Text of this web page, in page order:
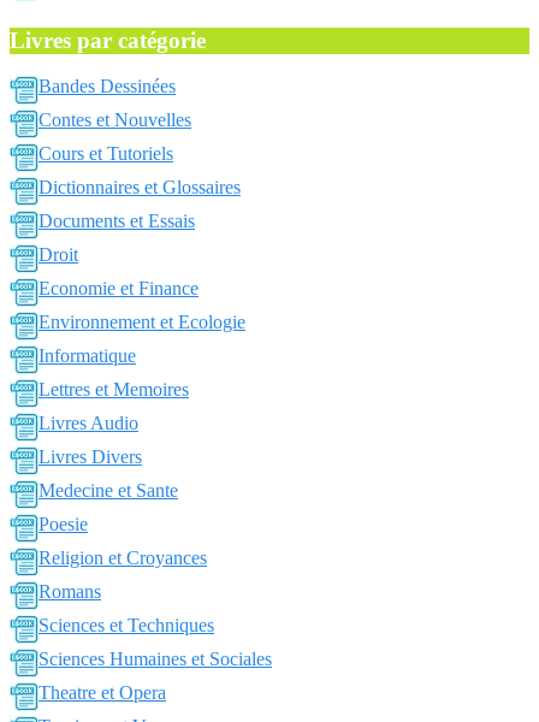
Livres par catégorie
Bandes Dessinées
Contes et Nouvelles
Cours et Tutoriels
Dictionnaires et Glossaires
Documents et Essais
Droit
Economie et Finance
Environnement et Ecologie
Informatique
Lettres et Memoires
Livres Audio
Livres Divers
Medecine et Sante
Poesie
Religion et Croyances
Romans
Sciences et Techniques
Sciences Humaines et Sociales
Theatre et Opera